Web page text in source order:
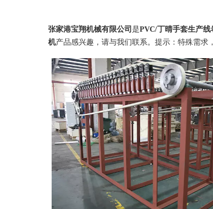
张家港宝翔机械有限公司 是PVC/丁晴手套生产线
机产品感兴趣，请与我们联系。提示：特殊需求